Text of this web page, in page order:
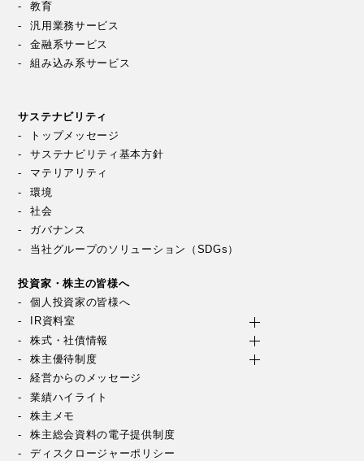
教育
汎用業務サービス
金融系サービス
組み込み系サービス
サステナビリティ
トップメッセージ
サステナビリティ基本方針
マテリアリティ
環境
社会
ガバナンス
当社グループのソリューション（SDGs）
投資家・株主の皆様へ
個人投資家の皆様へ
IR資料室
株式・社債情報
株主優待制度
経営からのメッセージ
業績ハイライト
株主メモ
株主総会資料の電子提供制度
ディスクロージャーポリシー